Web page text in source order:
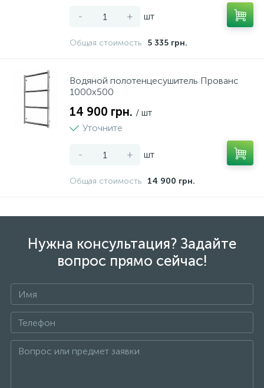
- + шт
Общая стоимость 5 335 грн.
Водяной полотенцесушитель Прованс
1000х500
14 900 грн. / шт
Уточните
- + шт
Общая стоимость 14 900 грн.
Нужна консультация? Задайте
вопрос прямо сейчас!